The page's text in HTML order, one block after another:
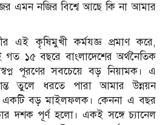
এমন নজির বিশ্বে আছে কি না আমার
এই কৃষিমুখী কর্মযজ্ঞ প্রমাণ করে,
গত ১৫ বছরে বাংলাদেশের অর্থনৈতিক
পূরণের সবচেয়ে বড় নিয়ামক। এ
তুলে ধরতে পারা আমার উন্নয়ন
একটি বড় মাইলফলক। কেননা এ বছর
দশক পূর্ণ হলো। একই সঙ্গে চ্যানেল